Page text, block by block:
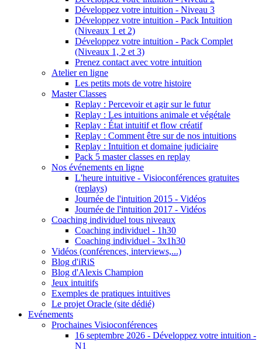
Développez votre intuition - Niveau 3
Développez votre intuition - Pack Intuition
(Niveaux 1 et 2)
Développez votre intuition - Pack Complet
(Niveaux 1, 2 et 3)
Prenez contact avec votre intuition
Atelier en ligne
Les petits mots de votre histoire
Master Classes
Replay : Percevoir et agir sur le futur
Replay : Les intuitions animale et végétale
Replay : État intuitif et flow créatif
Replay : Comment être sur de nos intuitions
Replay : Intuition et domaine judiciaire
Pack 5 master classes en replay
Nos événements en ligne
L'heure intuitive - Visioconférences gratuites
(replays)
Journée de l'intuition 2015 - Vidéos
Journée de l'intuition 2017 - Vidéos
Coaching individuel tous niveaux
Coaching individuel - 1h30
Coaching individuel - 3x1h30
Vidéos (conférences, interviews,...)
Blog d'iRiS
Blog d'Alexis Champion
Jeux intuitifs
Exemples de pratiques intuitives
Le projet Oracle (site dédié)
Evénements
Prochaines Visioconférences
16 septembre 2026 - Développez votre intuition -
N1